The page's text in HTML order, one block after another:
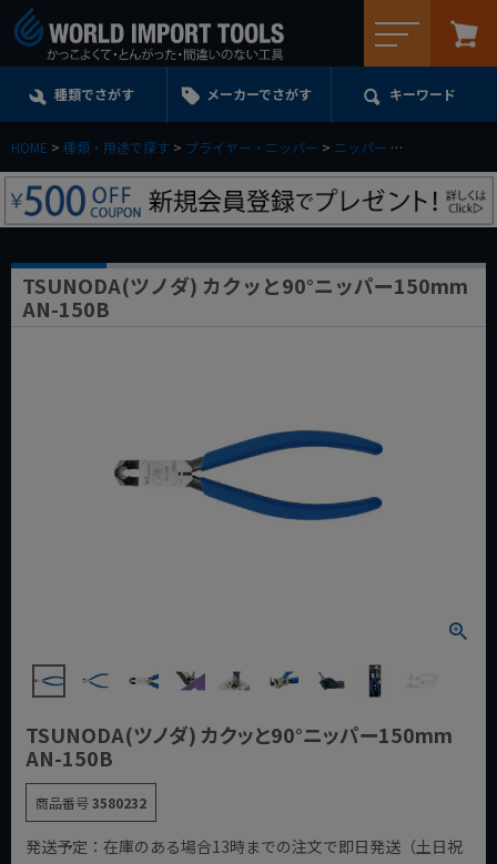
種類でさがす メーカーでさがす キーワード
HOME 種類・用途で探す プライヤー・ニッパー ニッパー
TSUNODA(ツノダ) カクッと90°ニッパー150mm
AN-150B
TSUNODA(ツノダ) カクッと90°ニッパー150mm
AN-150B
商品番号3580232
発送予定：在庫のある場合13時までの注文で即日発送（土日祝